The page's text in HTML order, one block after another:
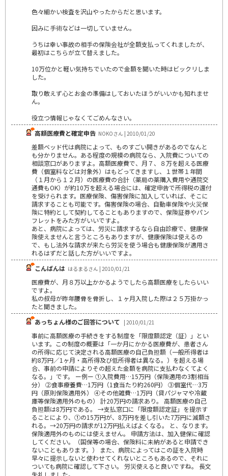
色々細かい検査を沢山やったからだと思います。
因みに手術などは一切していません。
うちは幸い事故の相手の保険会社が全額支払ってくれましたが、
最初はこちらが立て替えました。
10万位かと軽い気持ちでいたので金額を聞いた時はビックリしま
した。
取り敢えず心とお金の準備はしておいたほうがいいかも知れませ
ん。
役立つ情報じゃなくてごめんなさい。
高額医療費と確定申告 NOKOさん | 2010/01/20
差額ベッド代は病院によって、ものすごい開きがあるのでなんと
も分かりません。ある程度の規模の病院なら、入院費についての
相談窓口がありますよ。高額医療費で、月７、８万を超える医療
費（個室料などは対象外）はもどってきますし、１世帯１年間
（１月から１２月）の医療費の合計（薬局の薬購入費用や通院交
通費もOK）が約10万を超える場合には、確定申告で所得税の還付
を受けられます。医療保険、傷害保険に加入していれば、そこに
請求することも可能です。傷害保険の場合、自動車保険や火災保
険に特約として契約してることもありますので、保険証券やパン
フレットをみた方がいいですよ。
あと、病院によっては、労災に請求するなら自由診療で、健康保
険使えませんと言うところもありますが、健康保険は使えるの
で、もし法外な請求が来たら労災を使う場合も健康保険が適用さ
れるはずだと話した方がいいですよ。
こんばんは はるまるさん | 2010/01/21
医療費が、月８万以上かかるようでしたら高額医療をしたらいい
ですよ。
私の叔母が昨年腰骨を骨折し、１ヶ月入院した際は２５万掛かっ
たと聞きました。
あっちょん様のご回答について | 2010/01/21
事前に高額医療の手続きをする制度を「限度額認定（証）」とい
います。この制度の概要は「一か月にかかる医療費が、患者さん
の所得に応じて決定される高額医療の自己負担額（一般所得者は
約8万円／1ヶ月・高所得及び低所得者は異なる。）を超える場
合、事前の申請によりその超えた金額を病院に支払わなくてよく
なる。」です。 ー例ー ①入院費用…15万円（保険適用の3割相当
分） ②食事療養費…1万円（1食当たり約260円） ③個室代…3万
円（原則保険適用外） ④その他雑費…1万円（貸パジャマや冷蔵
庫等保険適用外のもの） 計20万円の請求あり。 高額医療の自己
負担額は8万円である。 →支払窓口に「限度額認定証」を提示す
ることにより、①の15万円が、8万円を差し引いた7万円に減額さ
れる。→20万円の請求が12万円払えばよくなる。 と、なります。
保険適用外のものには使えません。 申請方法は、加入健保に確認
してください。（国保等の場合、保険料に未納があると申請でき
ないこともあります。） また、病院によってはこの証を入院時
早々に提示しないと使わせてくれないところもあるので、それに
ついても病院に確認して下さい。 労災使えると良いですね。 長文
失礼しました。